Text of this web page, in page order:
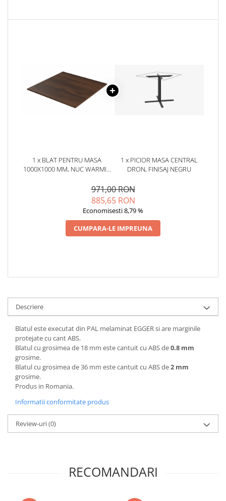
1 x BLAT PENTRU MASA
1000X1000 MM, NUC WARMIA
1 x PICIOR MASA CENTRAL
DRON, FINISAJ NEGRU
971,00 RON
885,65 RON
Economisesti 8,79 %
CUMPARA-LE IMPREUNA
Descriere
Blatul este executat din PAL melaminat EGGER si are marginile
protejate cu cant ABS.
Blatul cu grosimea de 18 mm este cantuit cu ABS de0.8 mm
grosime.
Blatul cu grosimea de 36 mm este cantuit cu ABS de2 mm
grosime.
Produs in Romania.
Informatii conformitate produs
Review-uri(0)
RECOMANDARI